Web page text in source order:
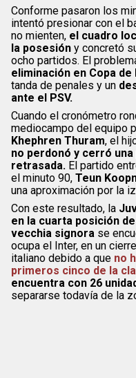
Conforme pasaron los
intentó presionar con el
no mienten, el cuadro
la posesión y concretó
ocho partidos. El
eliminación en Copa
tanda de penales y un
ante el PSV.
Cuando el cronómetro
mediocampo del equipo
Khephren Thuram, el
no perdonó y cerró
retrasada. El partido
el minuto 90, Teun
una aproximación por la
Con este resultado, la
en la cuarta posición
vecchia signora se
ocupa el Inter, en un
italiano debido a que no
primeros cinco de la
encuentra con 26
separarse todavía de la